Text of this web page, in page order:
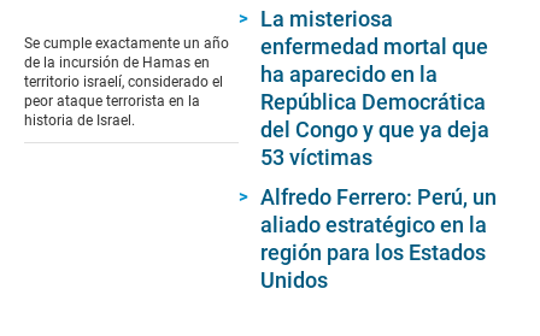
of
17
seconds
Se cumple exactamente un año
de la incursión de Hamas en
territorio israelí, considerado el
peor ataque terrorista en la
historia de Israel.
La misteriosa
enfermedad mortal que
ha aparecido en la
República Democrática
del Congo y que ya deja
53 víctimas
Alfredo Ferrero: Perú, un
aliado estratégico en la
región para los Estados
Unidos